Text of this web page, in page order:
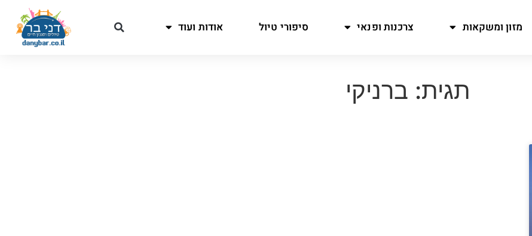
מזון ומשקאות צרכנות ופנאי סיפורי טיול אודות ועוד
תגית: ברניקי